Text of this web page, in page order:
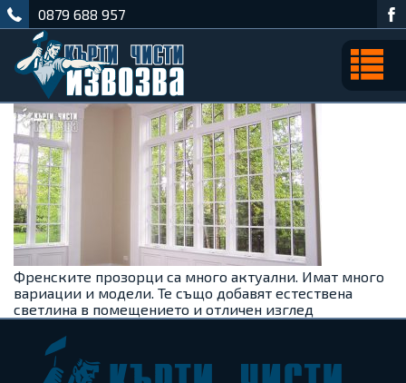
0879 688 957
Френските прозорци са много актуални. Имат много
вариации и модели. Те също добавят естествена
светлина в помещението и отличен изглед